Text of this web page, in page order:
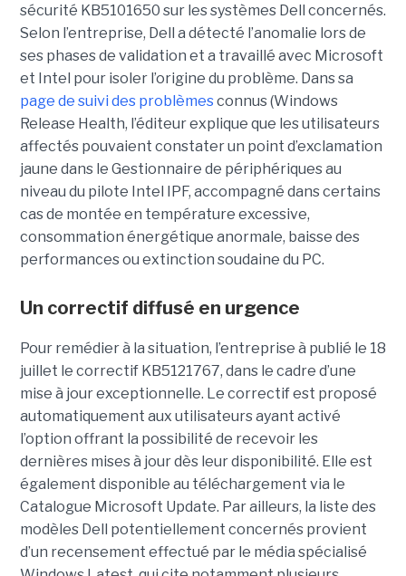
sécurité KB5101650 sur les systèmes Dell concernés.
Selon l’entreprise, Dell a détecté l’anomalie lors de
ses phases de validation et a travaillé avec Microsoft
et Intel pour isoler l’origine du problème. Dans sa
page de suivi des problèmesconnus (Windows
Release Health, l’éditeur explique que les utilisateurs
affectés pouvaient constater un point d’exclamation
jaune dans le Gestionnaire de périphériques au
niveau du pilote Intel IPF, accompagné dans certains
cas de montée en température excessive,
consommation énergétique anormale, baisse des
performances ou extinction soudaine du PC.
Un correctif diffusé en urgence
Pour remédier à la situation, l’entreprise à publié le 18
juillet le correctif KB5121767, dans le cadre d’une
mise à jour exceptionnelle. Le correctif est proposé
automatiquement aux utilisateurs ayant activé
l’option offrant la possibilité de recevoir les
dernières mises à jour dès leur disponibilité. Elle est
également disponible au téléchargement via le
Catalogue Microsoft Update. Par ailleurs, la liste des
modèles Dell potentiellement concernés provient
d’un recensement effectué par le média spécialisé